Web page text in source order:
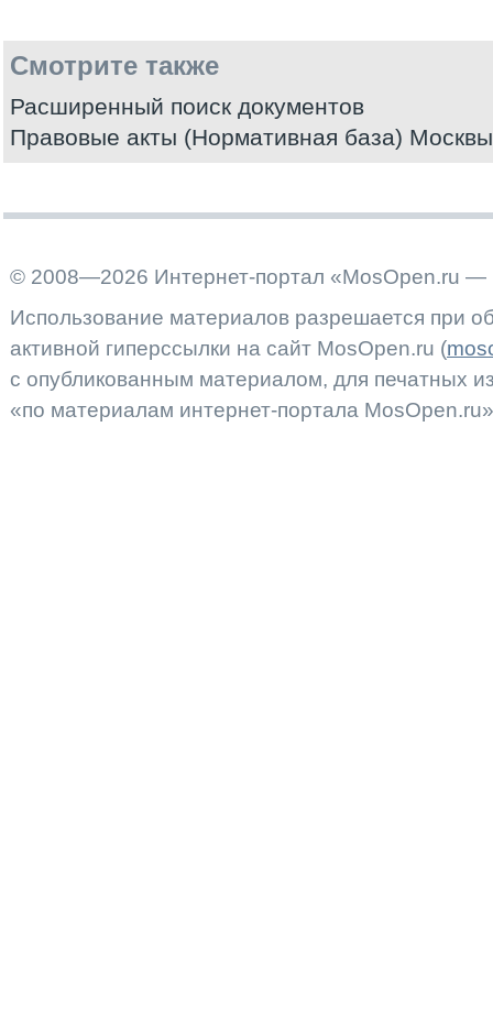
Смотрите также
Расширенный поиск документов
Правовые акты (Нормативная база) Москвы
© 2008—2026 Интернет-портал «MosOpen.ru —
Использование материалов разрешается при
активной гиперссылки на сайт MosOpen.ru (
с опубликованным материалом, для печатных
«по материалам интернет-портала